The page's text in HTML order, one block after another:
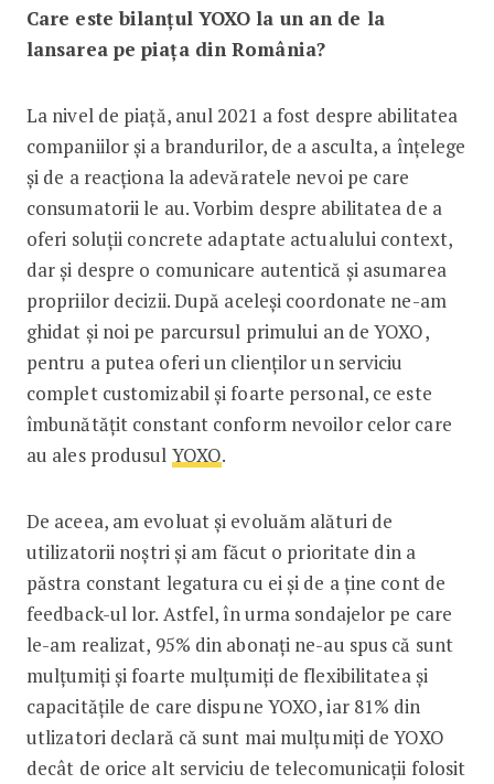
Care este bilanțul YOXO la un an de la
lansarea pe piața din România?
La nivel de piață, anul 2021 a fost despre abilitatea
companiilor și a brandurilor, de a asculta, a înțelege
și de a reacționa la adevăratele nevoi pe care
consumatorii le au. Vorbim despre abilitatea de a
oferi soluții concrete adaptate actualului context,
dar și despre o comunicare autentică și asumarea
propriilor decizii. După aceleși coordonate ne-am
ghidat și noi pe parcursul primului an de YOXO,
pentru a putea oferi un clienților un serviciu
complet customizabil și foarte personal, ce este
îmbunătățit constant conform nevoilor celor care
au ales produsul YOXO.
De aceea, am evoluat și evoluăm alături de
utilizatorii noștri și am făcut o prioritate din a
păstra constant legatura cu ei și de a ține cont de
feedback-ul lor. Astfel, în urma sondajelor pe care
le-am realizat, 95% din abonați ne-au spus că sunt
mulțumiți și foarte mulțumiți de flexibilitatea și
capacitățile de care dispune YOXO, iar 81% din
utlizatori declară că sunt mai mulțumiți de YOXO
decât de orice alt serviciu de telecomunicații folosit